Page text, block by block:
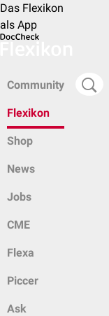
Das Flexikon
als App
Community
Flexikon
Shop
News
Jobs
CME
Flexa
Piccer
Ask